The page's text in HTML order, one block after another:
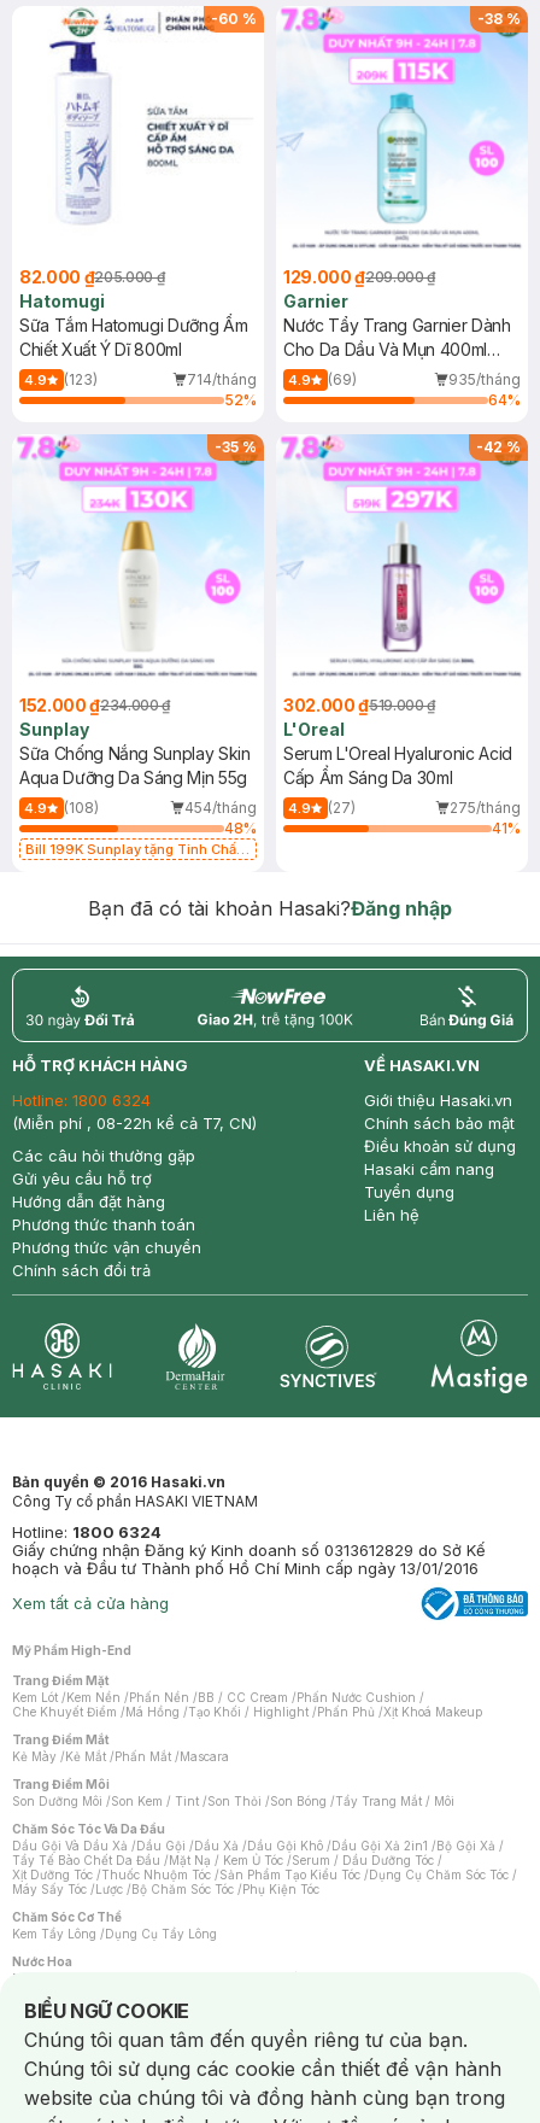
(SL có hạn)
-60 %
82.000 ₫205.000 ₫
Hatomugi
Sữa Tắm Hatomugi Dưỡng Ẩm
Chiết Xuất Ý Dĩ 800ml
4.9 (123)
714/tháng
52%
-38%
129.000 ₫209.000 ₫
Garnier
Nước Tẩy Trang Garnier Dành
Cho Da Dầu Và Mụn 400ml
(Mới)
4.9 (69)
935/tháng
64%
-35%
152.000 ₫234.000 ₫
Sunplay
Sữa Chống Nắng Sunplay Skin
Aqua Dưỡng Da Sáng Mịn 55g
4.9 (108)
454/tháng
48%
Bill 199K Sunplay tặng Tinh Chất
-42%
302.000 ₫519.000 ₫
L'Oreal
Serum L'Oreal Hyaluronic Acid
Cấp Ẩm Sáng Da 30ml
4.9 (27)
275/tháng
41%
Bạn đã có tài khoản Hasaki?Đăng nhập
return nowfree price
HỖ TRỢ KHÁCH HÀNG
Hotline: 1800 6324
(Miễn phí , 08-22h kể cả T7, CN)
Các câu hỏi thường gặp
Gửi yêu cầu hỗ trợ
Hướng dẫn đặt hàng
Phương thức thanh toán
Phương thức vận chuyển
Chính sách đổi trả
VỀ HASAKI.VN
Giới thiệu Hasaki.vn
Chính sách bảo mật
Điều khoản sử dụng
Hasaki cẩm nang
Tuyển dụng
Liên hệ
Bản quyền © 2016 Hasaki.vn
Công Ty cổ phần HASAKI VIETNAM
Hotline: 1800 6324
Giấy chứng nhận Đăng ký Kinh doanh số 0313612829 do Sở Kế
hoạch và Đầu tư Thành phố Hồ Chí Minh cấp ngày 13/01/2016
Xem tất cả cửa hàng
Mỹ Phẩm High-End
Trang Điểm Mặt
Kem Lót /Kem Nền /Phấn Nền /BB / CC Cream /Phấn Nước Cushion /
Che Khuyết Điểm /Má Hồng /Tạo Khối / Highlight /Phấn Phủ /Xịt Khoá Makeup
Trang Điểm Mắt
Kẻ Mày /Kẻ Mắt /Phấn Mắt /Mascara
Trang Điểm Môi
Son Dưỡng Môi /Son Kem / Tint /Son Thỏi /Son Bóng /Tẩy Trang Mắt / Môi
Chăm Sóc Tóc Và Da Đầu
Dầu Gội Và Dầu Xả /Dầu Gội /Dầu Xả /Dầu Gội Khô /Dầu Gội Xả 2in1 /Bộ Gội Xả /
Tẩy Tế Bào Chết Da Đầu /Mặt Nạ / Kem Ủ Tóc /Serum / Dầu Dưỡng Tóc /
Xịt Dưỡng Tóc /Thuốc Nhuộm Tóc /Sản Phẩm Tạo Kiểu Tóc /Dụng Cụ Chăm Sóc Tóc /
Máy Sấy Tóc /Lược /Bộ Chăm Sóc Tóc /Phụ Kiện Tóc
Chăm Sóc Cơ Thể
Kem Tẩy Lông /Dụng Cụ Tẩy Lông
Nước Hoa
Nước Hoa Nữ
Chăm Sóc Cá Nhân
Chống Muỗi /Khẩu Trang /Máy Massage/Mặt Nạ Xông Hơi /Nước Rửa Tay/
Sản Phẩm Chăm Sóc Khác /Bàn Chải Đánh Răng /Bàn Chải Điện/
Hỗ Trợ Trắng Răng/Kem Đánh Răng /Máy Tăm Nước/ Nước Súc Miệng/
Tăm / Chỉ Nha Khoa/ Xịt Thơm Miệng / Dung Dịch Vệ Sinh/Dưỡng Vùng Kín/
Khăn Ướt Vệ Sinh Vùng Kín/Băng Vệ Sinh/Tampon/Bọt Cạo Râu /Dao Cạo Râu/
Máy Cạo Râu
BIỂU NGỮ COOKIE
Notice about cookies usage
Chúng tôi quan tâm đến quyền riêng tư của bạn.
Chúng tôi sử dụng các cookie cần thiết để vận hành
website của chúng tôi và đồng hành cùng bạn trong